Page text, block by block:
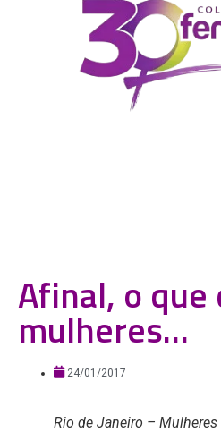
Afinal, o que
mulheres…
24/01/2017
Rio de Janeiro –